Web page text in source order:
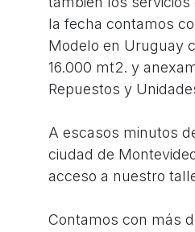
la fecha contamos
Modelo en Uruguay
16.000 mt2. y
Repuestos y
A escasos minutos
ciudad de
acceso a nuestro
Contamos con más